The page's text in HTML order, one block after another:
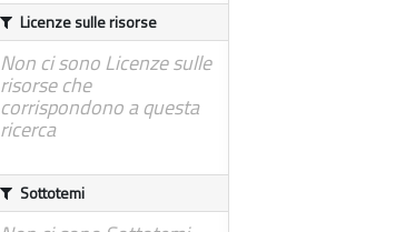
Licenze sulle risorse
Non ci sono Licenze sulle
risorse che
corrispondono a questa
ricerca
Sottotemi